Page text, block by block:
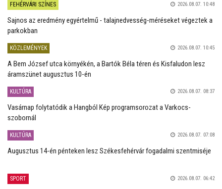
FEHÉRVÁRI SZÍNES 2026.08.07. 10:48
Sajnos az eredmény egyértelmű - talajnedvesség-méréseket végeztek a
parkokban
KÖZLEMÉNYEK 2026.08.07. 10:45
A Bem József utca környékén, a Bartók Béla téren és Kisfaludon lesz
áramszünet augusztus 10-én
KULTÚRA 2026.08.07. 08:37
Vasárnap folytatódik a Hangból Kép programsorozat a Varkocs-
szobornál
KULTÚRA 2026.08.07. 07:08
Augusztus 14-én pénteken lesz Székesfehérvár fogadalmi szentmiséje
SPORT 2026.08.07. 06:42